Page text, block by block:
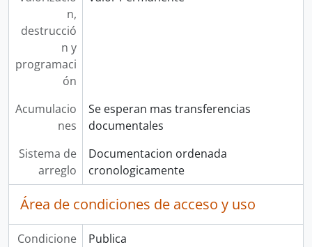
n,
destrucció
n y
programaci
ón
Acumulacio
nes
Se esperan mas transferencias
documentales
Sistema de
arreglo
Documentacion ordenada
cronologicamente
Área de condiciones de acceso y uso
Condicione
Publica